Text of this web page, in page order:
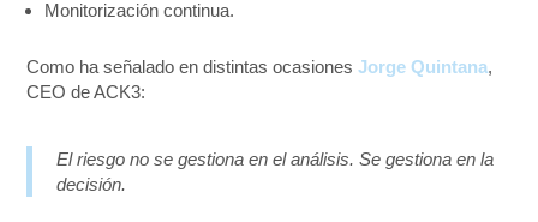
Monitorización continua.
Como ha señalado en distintas ocasionesJorge Quintana,
CEO de ACK3:
El riesgo no se gestiona en el análisis. Se gestiona en la
decisión.